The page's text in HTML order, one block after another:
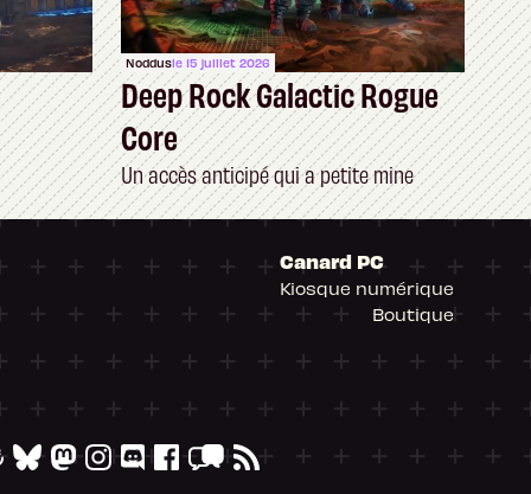
Noddusle 15 juillet 2026
Deep Rock Galactic Rogue
Core
Un accès anticipé qui a petite mine
Canard PC
Kiosque numérique
Boutique
la conformité avec les